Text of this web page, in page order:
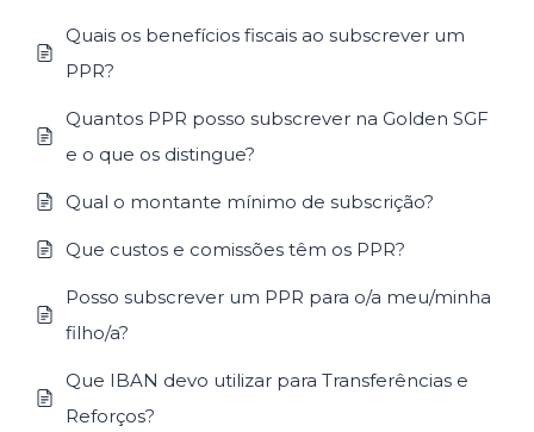
Quais os benefícios fiscais ao subscrever um
PPR?
Quantos PPR posso subscrever na Golden SGF
e o que os distingue?
Qual o montante mínimo de subscrição?
Que custos e comissões têm os PPR?
Posso subscrever um PPR para o/a meu/minha
filho/a?
Que IBAN devo utilizar para Transferências e
Reforços?